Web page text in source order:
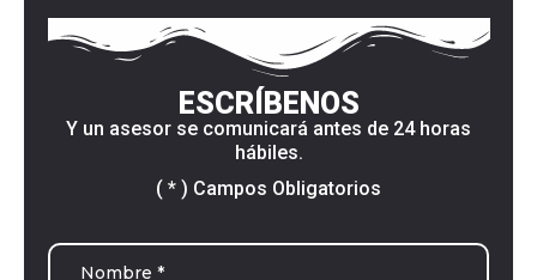
ESCRÍBENOS
Y un asesor se comunicará antes de 24 horas
hábiles.
( * ) Campos Obligatorios